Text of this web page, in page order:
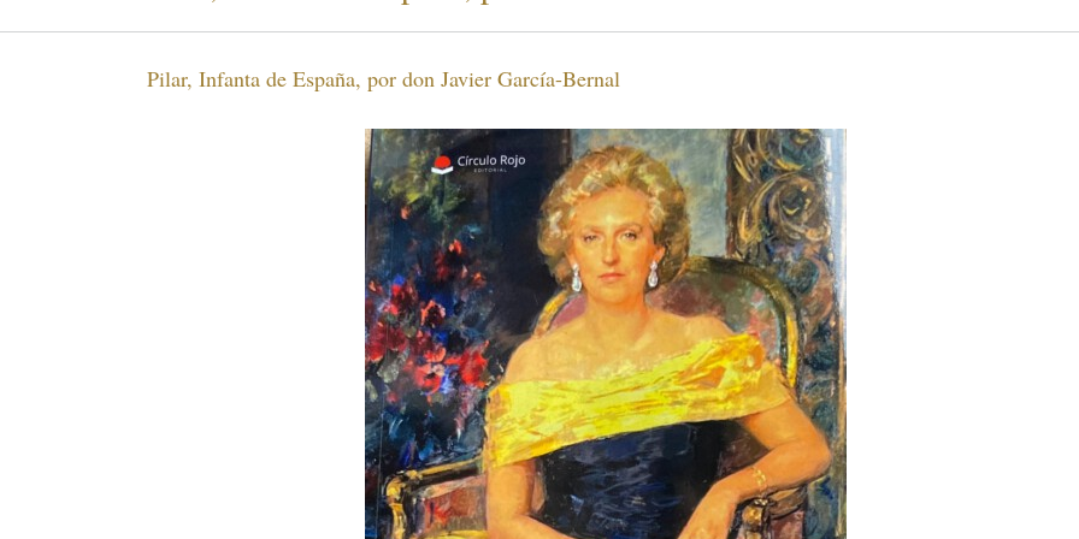
Pilar, Infanta de España, por don Javier García-Bernal